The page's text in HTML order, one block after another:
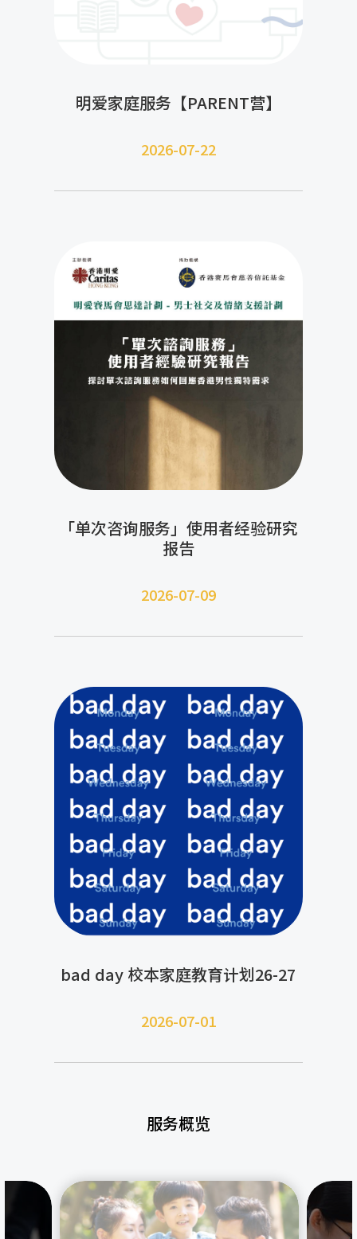
明爱家庭服务【PARENT营】
2026-07-22
「单次咨询服务」使用者经验研究
报告
2026-07-09
bad day 校本家庭教育计划26-27
2026-07-01
服务概览